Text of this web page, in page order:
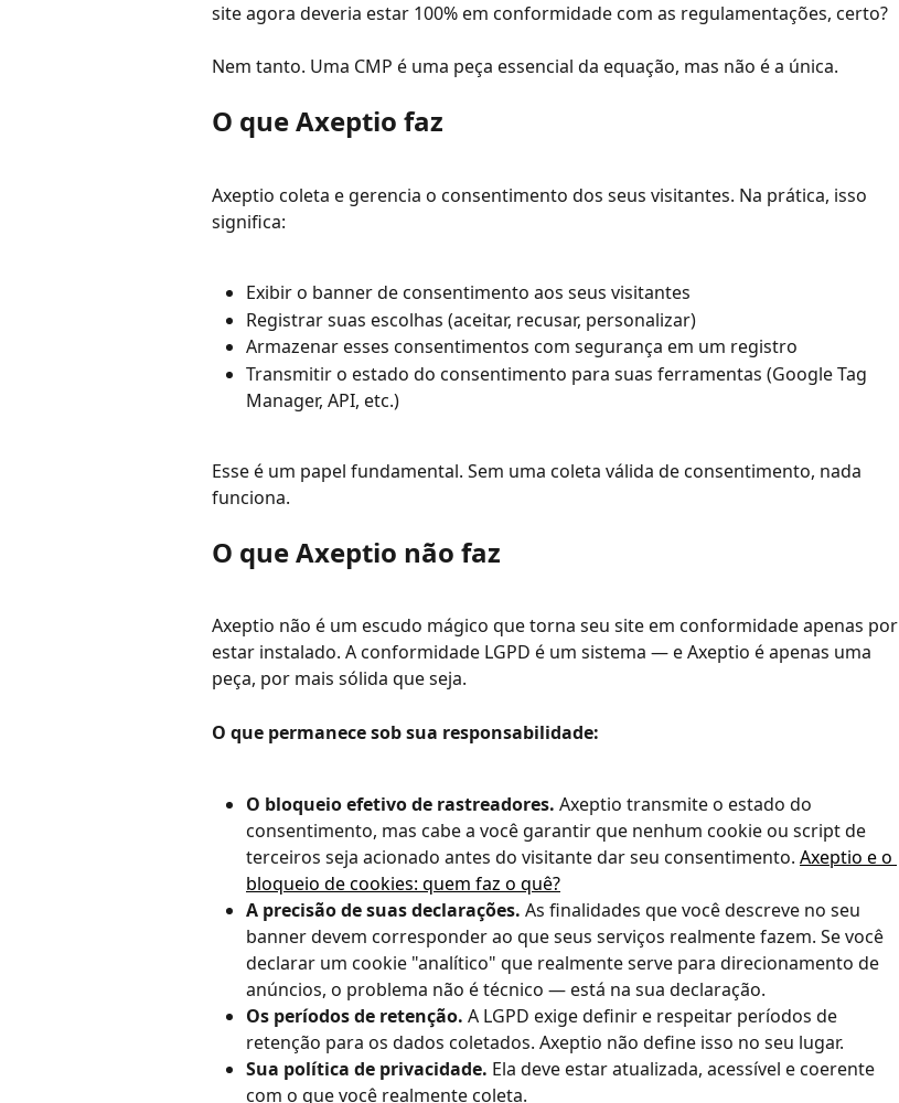
site agora deveria estar 100% em conformidade com as regulamentações, certo?
Nem tanto. Uma CMP é uma peça essencial da equação, mas não é a única.
O que Axeptio faz
Axeptio coleta e gerencia o consentimento dos seus visitantes. Na prática, isso
significa:
Exibir o banner de consentimento aos seus visitantes
Registrar suas escolhas (aceitar, recusar, personalizar)
Armazenar esses consentimentos com segurança em um registro
Transmitir o estado do consentimento para suas ferramentas (Google Tag
Manager, API, etc.)
Esse é um papel fundamental. Sem uma coleta válida de consentimento, nada
funciona.
O que Axeptio não faz
Axeptio não é um escudo mágico que torna seu site em conformidade apenas por
estar instalado. A conformidade LGPD é um sistema — e Axeptio é apenas uma
peça, por mais sólida que seja.
O que permanece sob sua responsabilidade:
O bloqueio efetivo de rastreadores. Axeptio transmite o estado do
consentimento, mas cabe a você garantir que nenhum cookie ou script de
terceiros seja acionado antes do visitante dar seu consentimento. Axeptio e o
bloqueio de cookies: quem faz o quê?
A precisão de suas declarações. As finalidades que você descreve no seu
banner devem corresponder ao que seus serviços realmente fazem. Se você
declarar um cookie "analítico" que realmente serve para direcionamento de
anúncios, o problema não é técnico — está na sua declaração.
Os períodos de retenção. A LGPD exige definir e respeitar períodos de
retenção para os dados coletados. Axeptio não define isso no seu lugar.
Sua política de privacidade. Ela deve estar atualizada, acessível e coerente
com o que você realmente coleta.